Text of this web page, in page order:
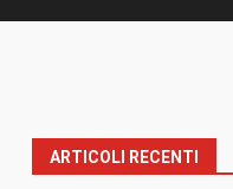
ARTICOLI RECENTI